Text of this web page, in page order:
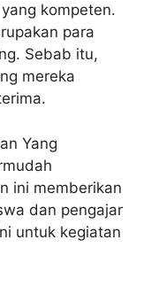
kompeten.
para
Sebab itu,
mereka
Yang
ini memberikan
dan pengajar
untuk kegiatan